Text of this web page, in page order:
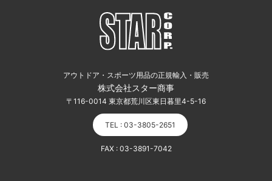
アウトドア・スポーツ用品の正規輸入・販売
株式会社スター商事
〒116-0014 東京都荒川区東日暮里4-5-16
TEL : 03-3805-2651
FAX : 03-3891-7042